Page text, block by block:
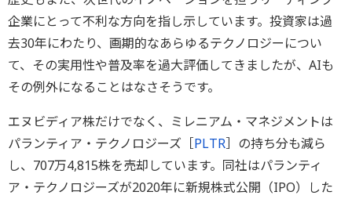
企業にとって不利な方向を指し示しています。投資家は過
去30年にわたり、画期的なあらゆるテクノロジーについ
て、その実用性や普及率を過大評価してきましたが、AIも
その例外になることはなさそうです。
エヌビディア株だけでなく、ミレニアム・マネジメントは
パランティア・テクノロジーズ［PLTR］の持ち分も減ら
し、707万4,815株を売却しています。同社はパランティ
ア・テクノロジーズが2020年に新規株式公開（IPO）した